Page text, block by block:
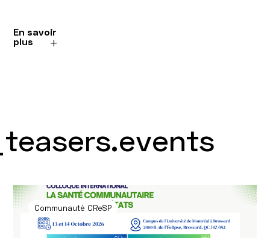
En savoir
plus
Communauté CReSP